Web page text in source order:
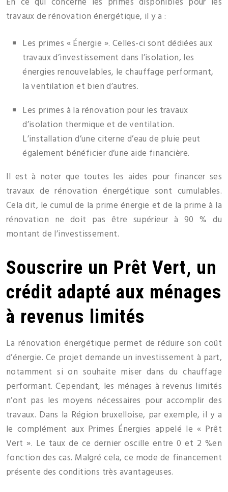
travaux de rénovation énergétique, il y a :
Les primes « Énergie ». Celles-ci sont dédiées aux
travaux d’investissement dans l’isolation, les
énergies renouvelables, le chauffage performant,
la ventilation et bien d’autres.
Les primes à la rénovation pour les travaux
d’isolation thermique et de ventilation.
L’installation d’une citerne d’eau de pluie peut
également bénéficier d’une aide financière.
Il est à noter que toutes les aides pour financer ses
travaux de rénovation énergétique sont cumulables.
Cela dit, le cumul de la prime énergie et de la prime à la
rénovation ne doit pas être supérieur à 90 % du
montant de l’investissement.
Souscrire un Prêt Vert, un
crédit adapté aux ménages
à revenus limités
La rénovation énergétique permet de réduire son coût
d’énergie. Ce projet demande un investissement à part,
notamment si on souhaite miser dans du chauffage
performant. Cependant, les ménages à revenus limités
n’ont pas les moyens nécessaires pour accomplir des
travaux. Dans la Région bruxelloise, par exemple, il y a
le complément aux Primes Énergies appelé le « Prêt
Vert ». Le taux de ce dernier oscille entre 0 et 2 %en
fonction des cas. Malgré cela, ce mode de financement
présente des conditions très avantageuses.